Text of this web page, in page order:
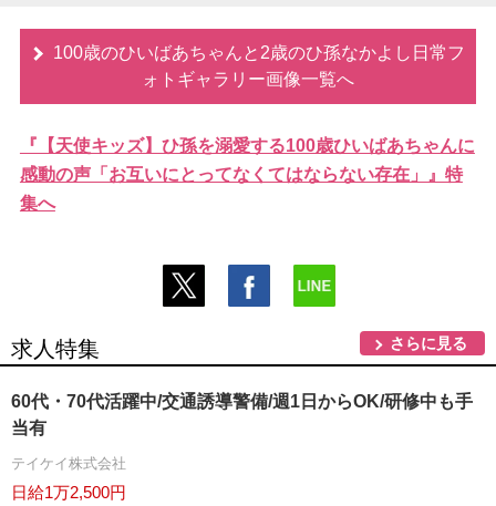
100歳のひいばあちゃんと2歳のひ孫なかよし日常フ
ォトギャラリー画像一覧へ
『【天使キッズ】ひ孫を溺愛する100歳ひいばあちゃんに
感動の声「お互いにとってなくてはならない存在」』特
集へ
求人特集 さらに見る
60代・70代活躍中/交通誘導警備/週1日からOK/研修中も手
当有
テイケイ株式会社
日給1万2,500円